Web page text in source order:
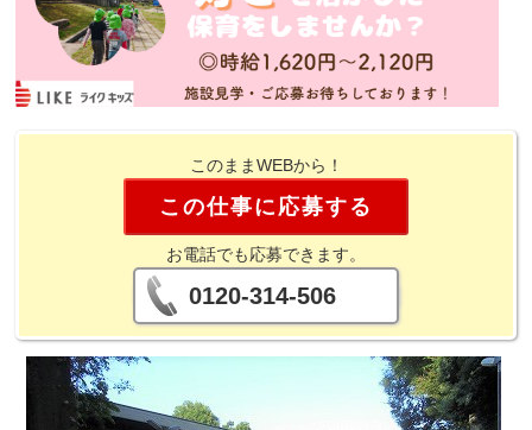
このままWEBから！
この仕事に応募する
お電話でも応募できます。
0120-314-506